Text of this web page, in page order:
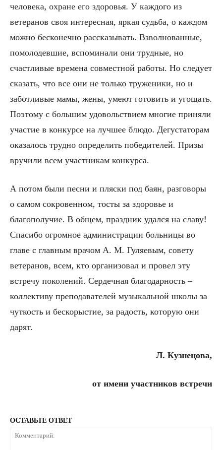
человека, охране его здоровья. У каждого из
ветеранов своя интересная, яркая судьба, о каждом
можно бесконечно рассказывать. Взволнованные,
помолодевшие, вспоминали они трудные, но
счастливые времена совместной работы. Но следует
сказать, что все они не только труженики, но и
заботливые мамы, жены, умеют готовить и угощать.
Поэтому с большим удовольствием многие приняли
участие в конкурсе на лучшее блюдо. Дегустаторам
оказалось трудно определить победителей. Призы
вручили всем участникам конкурса.
А потом были песни и пляски под баян, разговоры
о самом сокровенном, тосты за здоровье и
благополучие. В общем, праздник удался на славу!
Спасибо огромное администрации больницы во
главе с главным врачом А. М. Гуляевым, совету
ветеранов, всем, кто организовал и провел эту
встречу поколений. Сердечная благодарность –
коллективу преподавателей музыкальной школы за
чуткость и бескорыстие, за радость, которую они
дарят.
Л. Кузнецова,
от имени участников встречи
ОСТАВЬТЕ ОТВЕТ